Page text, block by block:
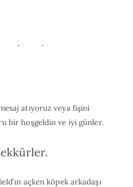
atıyoruz veya fişini
bir hoşgeldin ve iyi günler.
açken köpek arkadaşı